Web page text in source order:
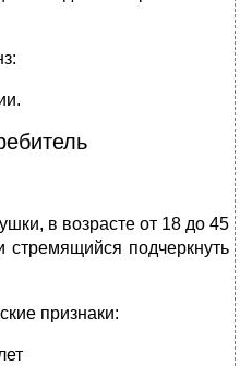
в возрасте от 18 до 45
стремящийся подчеркнуть
признаки: